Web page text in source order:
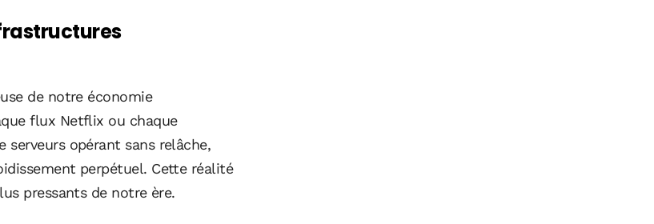
de notre économie
flux Netflix ou chaque
opérant sans relâche,
perpétuel. Cette réalité
pressants de notre ère.